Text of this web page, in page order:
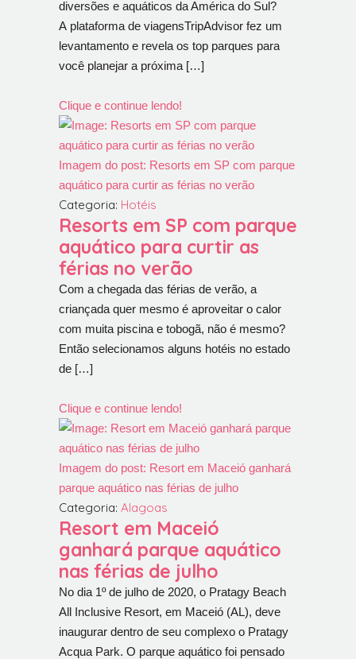
diversões e aquáticos da América do Sul?
A plataforma de viagensTripAdvisor fez um
levantamento e revela os top parques para
você planejar a próxima […]
Clique e continue lendo!
Imagem do post: Resorts em SP com parque
aquático para curtir as férias no verão
Categoria: Hotéis
Resorts em SP com parque
aquático para curtir as
férias no verão
Com a chegada das férias de verão, a
criançada quer mesmo é aproveitar o calor
com muita piscina e tobogã, não é mesmo?
Então selecionamos alguns hotéis no estado
de […]
Clique e continue lendo!
Imagem do post: Resort em Maceió ganhará
parque aquático nas férias de julho
Categoria: Alagoas
Resort em Maceió
ganhará parque aquático
nas férias de julho
No dia 1º de julho de 2020, o Pratagy Beach
All Inclusive Resort, em Maceió (AL), deve
inaugurar dentro de seu complexo o Pratagy
Acqua Park. O parque aquático foi pensado